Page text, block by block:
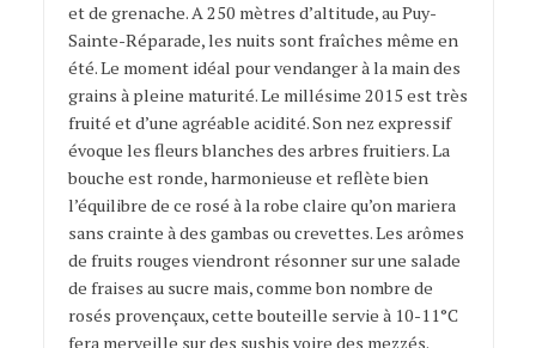
et de grenache. A 250 mètres d’altitude, au Puy-
Sainte-Réparade, les nuits sont fraîches même en
été. Le moment idéal pour vendanger à la main des
grains à pleine maturité. Le millésime 2015 est très
fruité et d’une agréable acidité. Son nez expressif
évoque les fleurs blanches des arbres fruitiers. La
bouche est ronde, harmonieuse et reflète bien
l’équilibre de ce rosé à la robe claire qu’on mariera
sans crainte à des gambas ou crevettes. Les arômes
de fruits rouges viendront résonner sur une salade
de fraises au sucre mais, comme bon nombre de
rosés provençaux, cette bouteille servie à 10-11°C
fera merveille sur des sushis voire des mezzés.